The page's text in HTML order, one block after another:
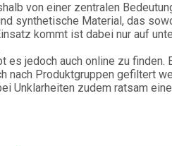
von einer zentralen
synthetische Material, das
kommt ist dabei nur auf
jedoch auch online zu finden.
nach Produktgruppen gefiltert
Unklarheiten zudem ratsam